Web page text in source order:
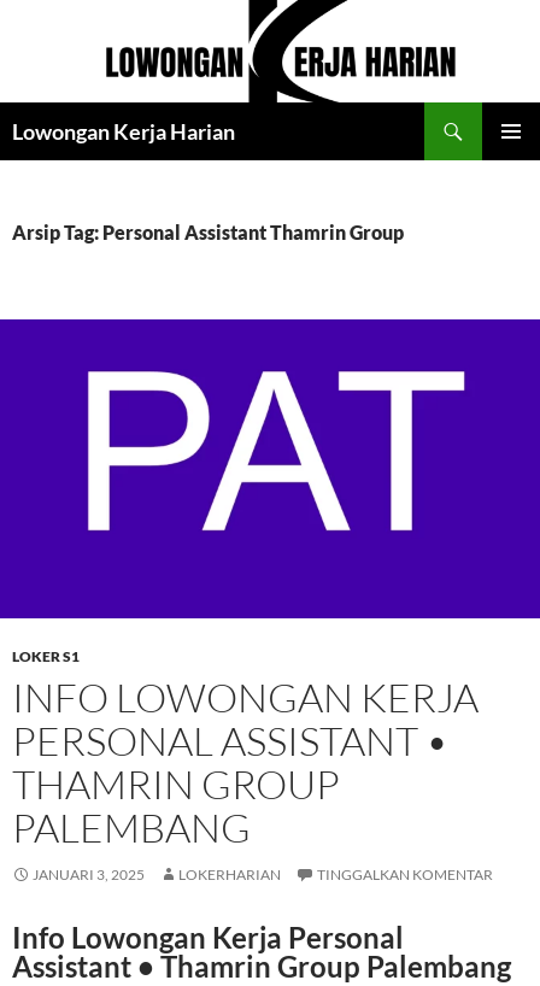
Lowongan Kerja Harian
Arsip Tag: Personal Assistant Thamrin Group
LOKER S1
INFO LOWONGAN KERJA
PERSONAL ASSISTANT •
THAMRIN GROUP
PALEMBANG
JANUARI 3, 2025 LOKERHARIAN TINGGALKAN KOMENTAR
Info Lowongan Kerja Personal
Assistant • Thamrin Group Palembang